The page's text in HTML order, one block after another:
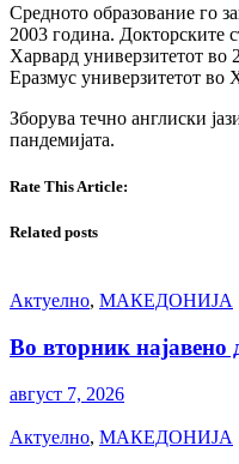
Средното образование го
2003 година. Докторските
Харвард универзитетот
Еразмус универзитетот
Зборува течно англиски
пандемијата.
Rate This Article:
Related posts
Актуелно, МАКЕДОНИЈА
Во вторник најавено
август 7, 2026
Актуелно, МАКЕДОНИЈА